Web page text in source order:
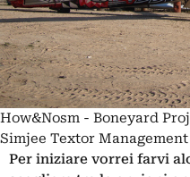
How&Nosm - Boneyard
Simjee Textor Management
Per iniziare vorrei farvi